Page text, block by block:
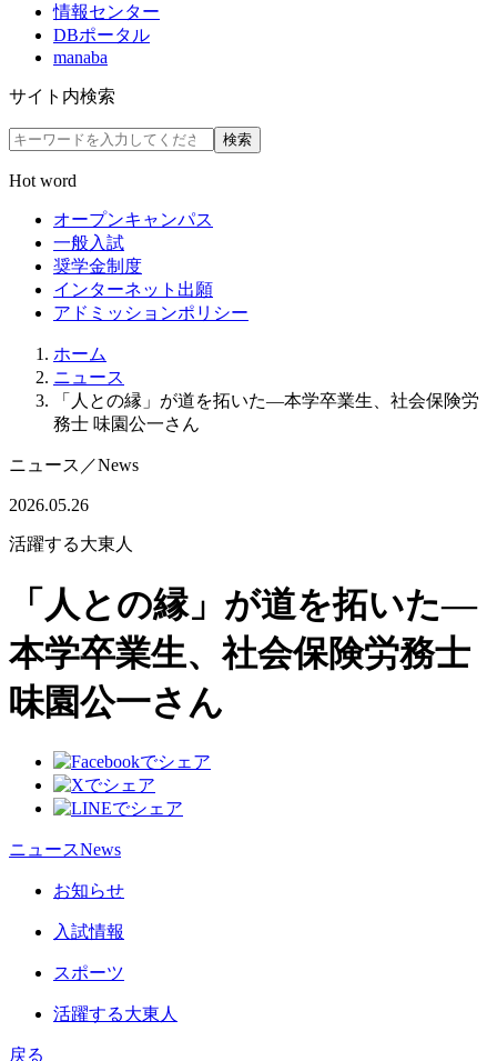
情報センター
DBポータル
manaba
サイト内検索
検索
Hot word
オープンキャンパス
一般入試
奨学金制度
インターネット出願
アドミッションポリシー
ホーム
ニュース
「人との縁」が道を拓いた―本学卒業生、社会保険労
務士 味園公一さん
ニュース ／News
2026.05.26
活躍する大東人
「人との縁」が道を拓いた―
本学卒業生、社会保険労務士
味園公一さん
ニュースNews
お知らせ
入試情報
スポーツ
活躍する大東人
戻る